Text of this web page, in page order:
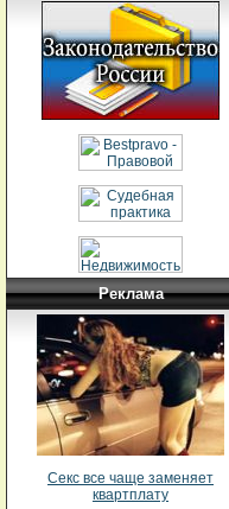
Реклама
Секс все чаще заменяет
квартплату